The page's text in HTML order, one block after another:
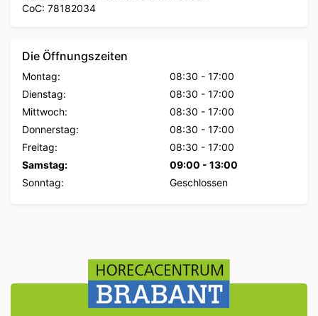
CoC: 78182034
Die Öffnungszeiten
Montag: 08:30 - 17:00
Dienstag:
08:30 - 17:00
Mittwoch:
08:30 - 17:00
Donnerstag:
08:30 - 17:00
Freitag:
08:30 - 17:00
Samstag:
09:00 - 13:00
Sonntag:
Geschlossen